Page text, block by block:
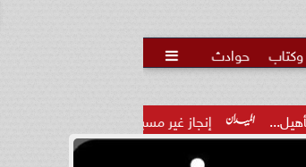
وكتاب حوادث 
غير مسبوق.. منتخب الناشئات يهزم الصين